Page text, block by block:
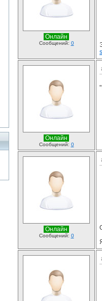
Онлайн
Сообщений: 0
Онлайн
Сообщений: 0
Онлайн
Сообщений: 0